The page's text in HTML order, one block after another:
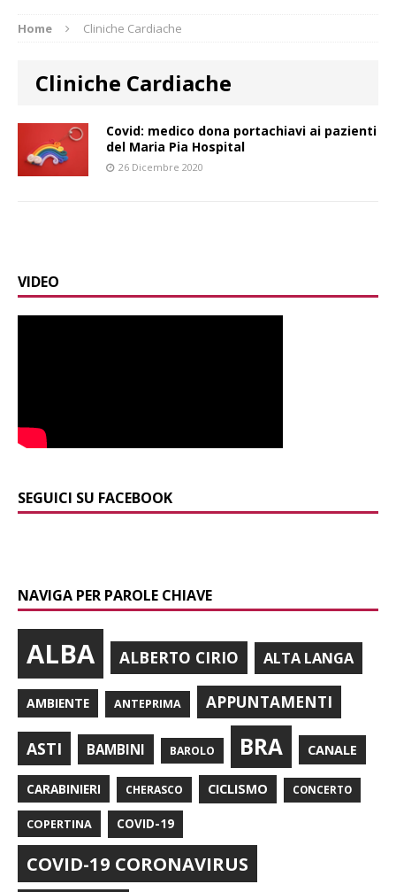
Home Cliniche Cardiache
Cliniche Cardiache
Covid: medico dona portachiavi ai pazienti
del Maria Pia Hospital
26 Dicembre 2020
VIDEO
SEGUICI SU FACEBOOK
NAVIGA PER PAROLE CHIAVE
ALBA ALBERTO CIRIO ALTA LANGA
AMBIENTE ANTEPRIMA APPUNTAMENTI
ASTI BAMBINI BAROLO BRA CANALE
CARABINIERI CHERASCO CICLISMO CONCERTO
COPERTINA COVID-19
COVID-19 CORONAVIRUS